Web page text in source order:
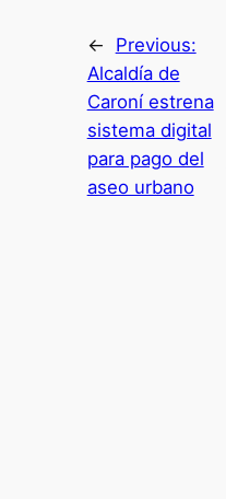
←
Previous:
Alcaldía de
Caroní estrena
sistema digital
para pago del
aseo urbano